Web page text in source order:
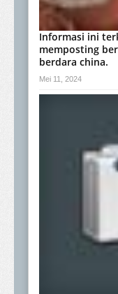
Informasi ini
memposting
berdara china.
Mei 11, 2024